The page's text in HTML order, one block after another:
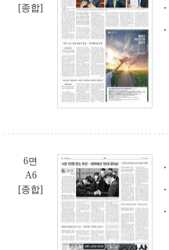
[종합]
6면
A6
[종합]